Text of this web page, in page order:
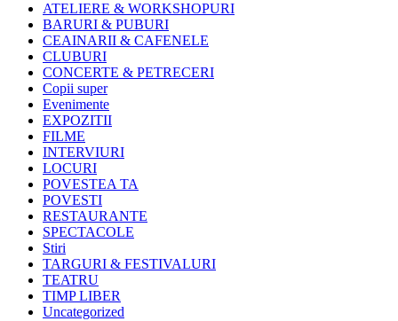
ATELIERE & WORKSHOPURI
BARURI & PUBURI
CEAINARII & CAFENELE
CLUBURI
CONCERTE & PETRECERI
Copii super
Evenimente
EXPOZITII
FILME
INTERVIURI
LOCURI
POVESTEA TA
POVESTI
RESTAURANTE
SPECTACOLE
Stiri
TARGURI & FESTIVALURI
TEATRU
TIMP LIBER
Uncategorized